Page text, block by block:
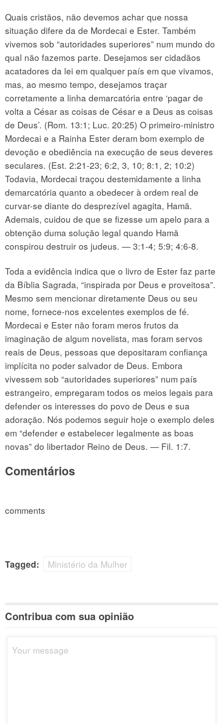
Quais cristãos, não devemos achar que nossa
situação difere da de Mordecai e Ester. Também
vivemos sob “autoridades superiores” num mundo do
qual não fazemos parte. Desejamos ser cidadãos
acatadores da lei em qualquer país em que vivamos,
mas, ao mesmo tempo, desejamos traçar
corretamente a linha demarcatória entre ‘pagar de
volta a César as coisas de César e a Deus as coisas
de Deus’. (Rom. 13:1; Luc. 20:25) O primeiro-ministro
Mordecai e a Rainha Ester deram bom exemplo de
devoção e obediência na execução de seus deveres
seculares. (Est. 2:21-23; 6:2, 3, 10; 8:1, 2; 10:2)
Todavia, Mordecai traçou destemidamente a linha
demarcatória quanto a obedecer à ordem real de
curvar-se diante do desprezível agagita, Hamã.
Ademais, cuidou de que se fizesse um apelo para a
obtenção duma solução legal quando Hamã
conspirou destruir os judeus. — 3:1-4; 5:9; 4:6-8.
Toda a evidência indica que o livro de Ester faz parte
da Bíblia Sagrada, “inspirada por Deus e proveitosa”.
Mesmo sem mencionar diretamente Deus ou seu
nome, fornece-nos excelentes exemplos de fé.
Mordecai e Ester não foram meros frutos da
imaginação de algum novelista, mas foram servos
reais de Deus, pessoas que depositaram confiança
implícita no poder salvador de Deus. Embora
vivessem sob “autoridades superiores” num país
estrangeiro, empregaram todos os meios legais para
defender os interesses do povo de Deus e sua
adoração. Nós podemos seguir hoje o exemplo deles
em “defender e estabelecer legalmente as boas
novas” do libertador Reino de Deus. — Fil. 1:7.
Comentários
comments
Tagged: Ministério da Mulher
Contribua com sua opinião